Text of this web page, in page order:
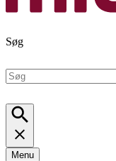
Søg
Menu